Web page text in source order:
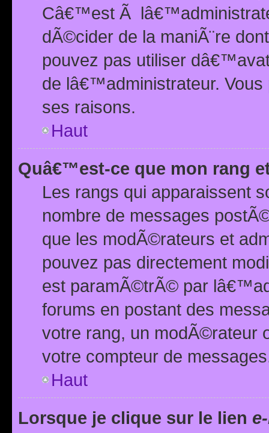
Câ€™est Ã
dÃ©cider de la maniÃ¨re
pouvez pas utiliser
de lâ€™administrateur.
ses raisons.
Haut
Quâ€™est-ce que mon rang
Les rangs qui apparaissent
nombre de messages
que les modÃ©rateurs et
pouvez pas directement
est paramÃ©trÃ© par
forums en postant des
votre rang, un modÃ©rateur
votre compteur de
Haut
Lorsque je clique sur le lien